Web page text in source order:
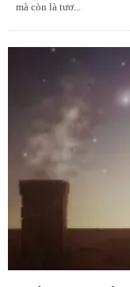
mà còn là tươ...